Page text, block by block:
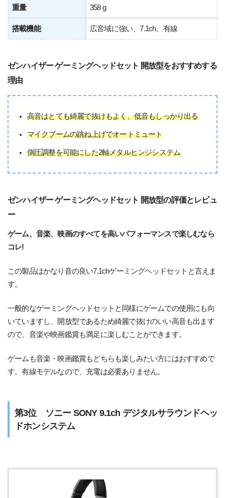
重量 358 g
搭載機能 広音域に強い、7.1ch、有線
ゼンハイザー ゲーミングヘッドセット 開放型をおすすめする
理由
高音はとても綺麗で抜けもよく、低音もしっかり出る
マイクブームの跳ね上げでオートミュート
側圧調整を可能にした2軸メタルヒンジシステム
ゼンハイザー ゲーミングヘッドセット 開放型の評価とレビュ
ー
ゲーム、音楽、映画のすべてを高いパフォーマンスで楽しむなら
コレ!
この製品はかなり音の良い7.1chゲーミングヘッドセットと言えま
す。
一般的なゲーミングヘッドセットと同様にゲームでの使用にも向
いていますし、開放型であるため綺麗で抜けのいい高音も出ます
ので、音楽や映画鑑賞も満足に楽しむことができます。
ゲームも音楽・映画鑑賞もどちらも楽しみたい方にはおすすめで
す。有線モデルなので、充電は必要ありません。
第3位 ソニー SONY 9.1ch デジタルサラウンドヘッ
ドホンシステム